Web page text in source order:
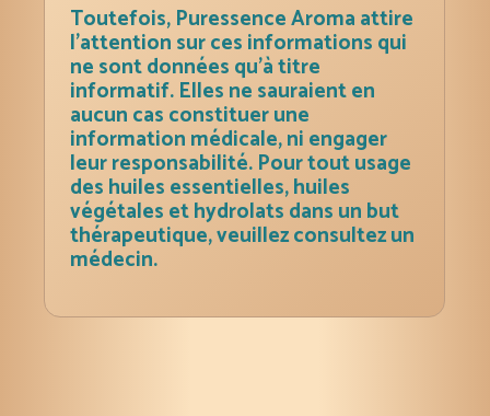
Toutefois, Puressence Aroma attire
l’attention sur ces informations qui
ne sont données qu’à titre
informatif. Elles ne sauraient en
aucun cas constituer une
information médicale, ni engager
leur responsabilité. Pour tout usage
des huiles essentielles, huiles
végétales et hydrolats dans un but
thérapeutique, veuillez consultez un
médecin.